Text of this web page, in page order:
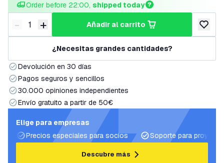
Order before 22:00, shipped today
Disminuir cantidad
- Aumentar cantidad
+ añadir al carrito
añadir
¿Necesitas grandes cantidades?
Devolución en 30 días
Pagos seguros y sencillos
30.000 opiniones independientes
Envío gratuito a partir de 50€
Elige para empresas
Precios especiales para socios
Soporte para
Descubre más